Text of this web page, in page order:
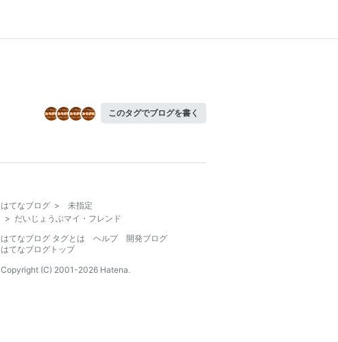
このタグでブログを書く
はてなブログ >
未指定
> だいじょうぶマイ・フレンド
はてなブログ タグとは
ヘルプ
開発ブログ
はてなブログトップ
Copyright (C) 2001-2026 Hatena.